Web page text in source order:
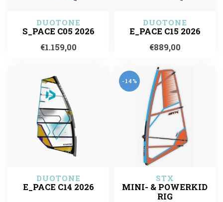
DUOTONE
S_PACE C05 2026
€1.159,00
DUOTONE
E_PACE C15 2026
€889,00
DUOTONE
E_PACE C14 2026
-14%
STX
MINI- & POWERKID
RIG